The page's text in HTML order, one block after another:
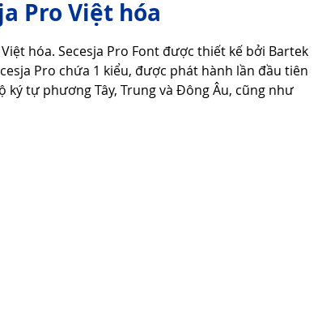
Tử Vi - Phong Thủy - Tâm Linh Phong Tục Tập Quán
Pro Việt hóa
hóa. Secesja Pro Font được thiết kế bởi Bartek
Pro chứa 1 kiểu, được phát hành lần đầu tiên
tự phương Tây, Trung và Đông Âu, cũng như